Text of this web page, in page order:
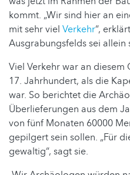
kommt. „Wir sind hier an
mit sehr viel Verkehr“,
Ausgrabungsfelds sei
Viel Verkehr war an
17. Jahrhundert, als die
war. So berichtet die
Überlieferungen aus dem
von fünf Monaten 60000
gepilgert sein sollen. „Für
gewaltig“, sagt sie.